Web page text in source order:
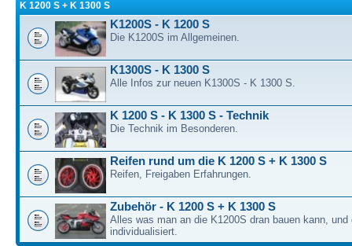
K 1200 S + K 1300 S
K1200S - K 1200 S
Die K1200S im Allgemeinen.
K1300S - K 1300 S
Alle Infos zur neuen K1300S - K 1300 S.
K 1200 S - K 1300 S - Technik
Die Technik im Besonderen.
Reifen rund um die K 1200 S + K 1300 S
Reifen, Freigaben Erfahrungen.
Zubehör - K 1200 S + K 1300 S
Alles was man an die K1200S dran bauen kann, und
individualisiert.